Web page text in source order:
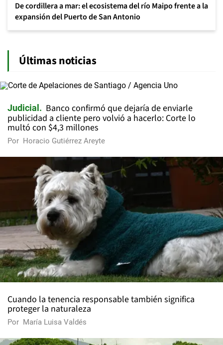
De cordillera a mar: el ecosistema del río Maipo frente a la
expansión del Puerto de San Antonio
Últimas noticias
Judicial
Banco confirmó que dejaría de enviarle
publicidad a cliente pero volvió a hacerlo: Corte lo
multó con $4,3 millones
Por Horacio Gutiérrez Areyte
Cuando la tenencia responsable también significa
proteger la naturaleza
Por María Luisa Valdés